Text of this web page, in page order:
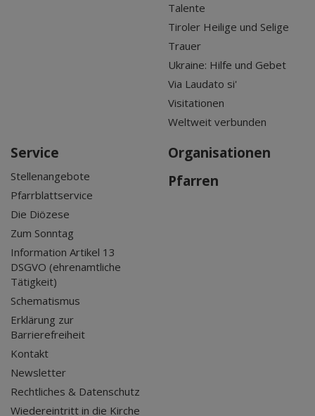
Talente
Tiroler Heilige und Selige
Trauer
Ukraine: Hilfe und Gebet
Via Laudato si'
Visitationen
Weltweit verbunden
Service
Stellenangebote
Pfarrblattservice
Die Diözese
Zum Sonntag
Information Artikel 13
DSGVO (ehrenamtliche
Tätigkeit)
Schematismus
Erklärung zur
Barrierefreiheit
Kontakt
Newsletter
Rechtliches & Datenschutz
Wiedereintritt in die Kirche
Organisationen
Pfarren